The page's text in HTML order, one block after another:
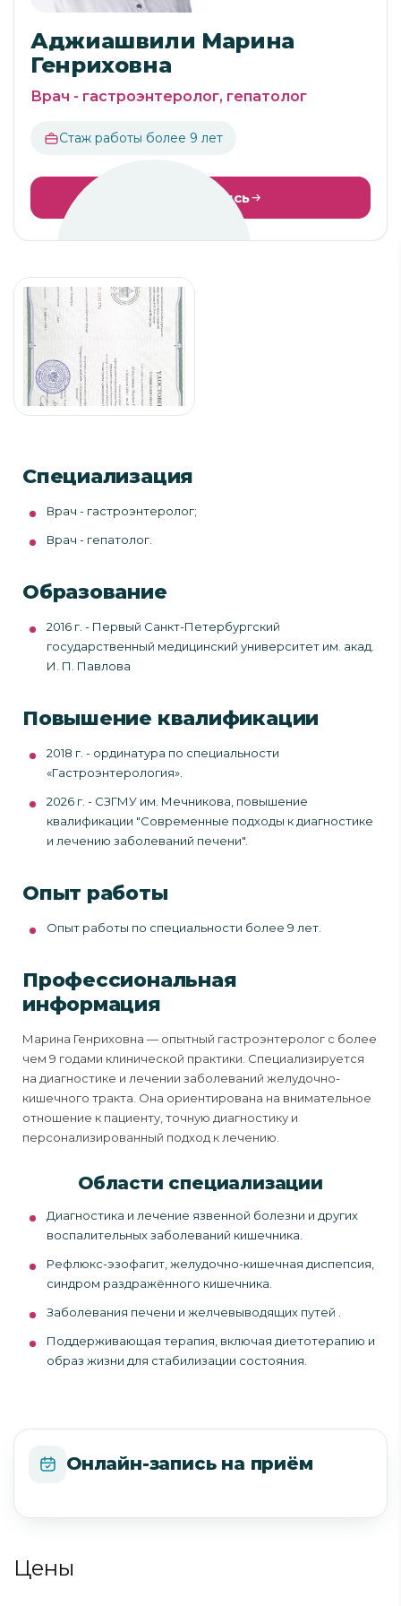
Аджиашвили Марина
Генриховна
Врач - гастроэнтеролог, гепатолог
Стаж работы более 9 лет
Онлайн запись
Специализация
Врач - гастроэнтеролог;
Врач - гепатолог.
Образование
2016 г. - Первый Санкт-Петербургский
государственный медицинский университет им. акад.
И. П. Павлова
Повышение квалификации
2018 г. - ординатура по специальности
«Гастроэнтерология».
2026 г. - СЗГМУ им. Мечникова, повышение
квалификации "Современные подходы к диагностике
и лечению заболеваний печени".
Опыт работы
Опыт работы по специальности более 9 лет.
Профессиональная
информация
Марина Генриховна — опытный гастроэнтеролог с более
чем 9 годами клинической практики. Специализируется
на диагностике и лечении заболеваний желудочно-
кишечного тракта. Она ориентирована на внимательное
отношение к пациенту, точную диагностику и
персонализированный подход к лечению.
Области специализации
Диагностика и лечение язвенной болезни и других
воспалительных заболеваний кишечника.
Рефлюкс-эзофагит, желудочно-кишечная диспепсия,
синдром раздражённого кишечника.
Заболевания печени и желчевыводящих путей .
Поддерживающая терапия, включая диетотерапию и
образ жизни для стабилизации состояния.
Онлайн-запись на приём
Цены